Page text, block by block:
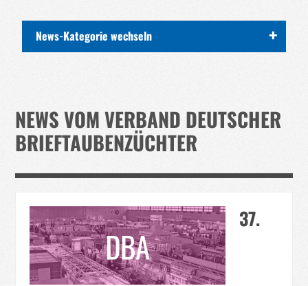
News-Kategorie wechseln
Events
Taubenklinik
Kohaus Förderv.
Tierschutz
Medien
Jugendliche
NEWS VOM VERBAND DEUTSCHER
BRIEFTAUBENZÜCHTER
37.